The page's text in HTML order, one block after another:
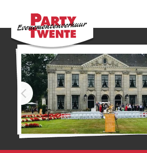
evenementen
feesten